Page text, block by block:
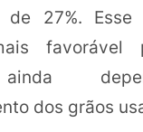
de 27%. Esse
favorável
dos grãos